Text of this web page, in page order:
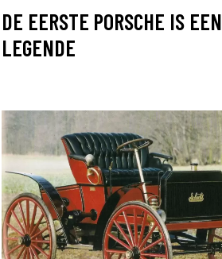
DE EERSTE PORSCHE IS EEN
LEGENDE